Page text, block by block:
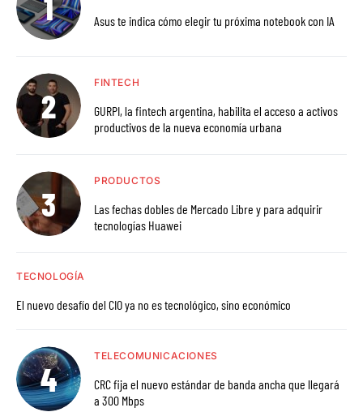
Asus te indica cómo elegir tu próxima notebook con IA
FINTECH
GURPI, la fintech argentina, habilita el acceso a activos
productivos de la nueva economía urbana
PRODUCTOS
Las fechas dobles de Mercado Libre y para adquirir
tecnologías Huawei
TECNOLOGÍA
El nuevo desafío del CIO ya no es tecnológico, sino económico
TELECOMUNICACIONES
CRC fija el nuevo estándar de banda ancha que llegará
a 300 Mbps